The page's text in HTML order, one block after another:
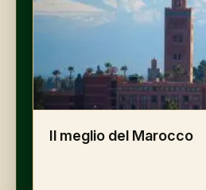
Il meglio del Marocco